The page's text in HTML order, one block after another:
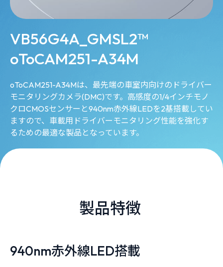
VB56G4A_GMSL2™
oToCAM251-A34M
oToCAM251-A34Mは、最先端の車室内向けのドライバー
モニタリングカメラ(DMC)です。高感度の1/4インチモノ
クロCMOSセンサーと940nm赤外線LEDを2基搭載してい
ますので、車載用ドライバーモニタリング性能を強化す
るための最適な製品となっています。
製品特徴
940nm赤外線LED搭載